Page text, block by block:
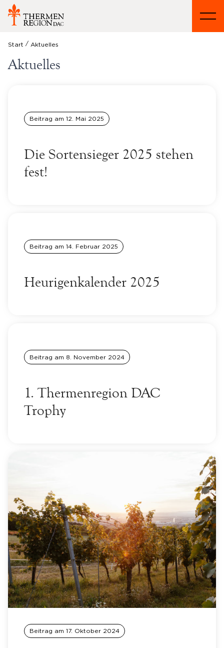
Start / Aktuelles
Aktuelles
Beitrag am12. Mai 2025
Die Sortensieger 2025 stehen
fest!
Beitrag am14. Februar 2025
Heurigenkalender 2025
Beitrag am 8. November 2024
1. Thermenregion DAC
Trophy
Beitrag am17. Oktober 2024